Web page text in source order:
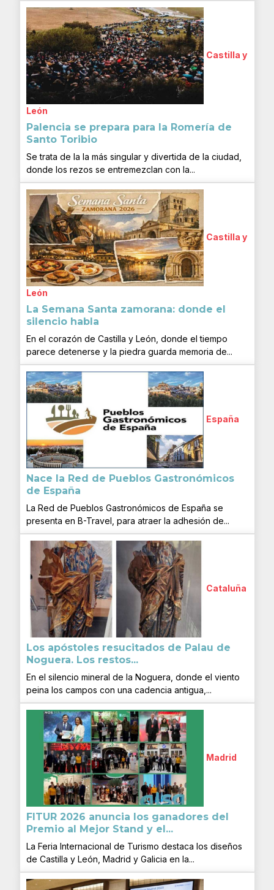
Castilla y
León
Palencia se prepara para la Romería de
Santo Toribio
Se trata de la la más singular y divertida de la ciudad,
donde los rezos se entremezclan con la...
Castilla y
León
La Semana Santa zamorana: donde el
silencio habla
En el corazón de Castilla y León, donde el tiempo
parece detenerse y la piedra guarda memoria de...
España
Nace la Red de Pueblos Gastronómicos
de España
La Red de Pueblos Gastronómicos de España se
presenta en B-Travel, para atraer la adhesión de...
Cataluña
Los apóstoles resucitados de Palau de
Noguera. Los restos...
En el silencio mineral de la Noguera, donde el viento
peina los campos con una cadencia antigua,...
Madrid
FITUR 2026 anuncia los ganadores del
Premio al Mejor Stand y el...
La Feria Internacional de Turismo destaca los diseños
de Castilla y León, Madrid y Galicia en la...